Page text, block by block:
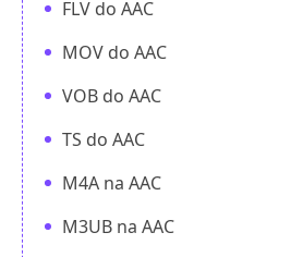
FLV do AAC
MOV do AAC
VOB do AAC
TS do AAC
M4A na AAC
M3UB na AAC